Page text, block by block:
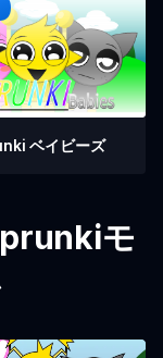
ベイビーズ
モ